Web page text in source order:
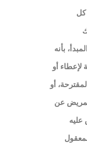
كل
2 من هذا المبدأ، بأنه
لإعطاء أو
أو
عن
عليه